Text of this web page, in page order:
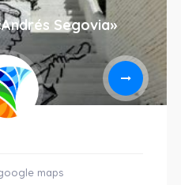
Segovia»
maps